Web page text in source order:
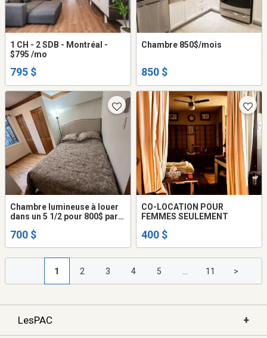
1 CH - 2 SDB - Montréal -
$795 /mo
795 $
Chambre 850$/mois
850 $
Chambre lumineuse à louer
dans un 5 1/2 pour 800$ par
internet)
700 $
CO-LOCATION POUR
FEMMES SEULEMENT
400 $
1 2 3 4 5 11 >
LesPAC +